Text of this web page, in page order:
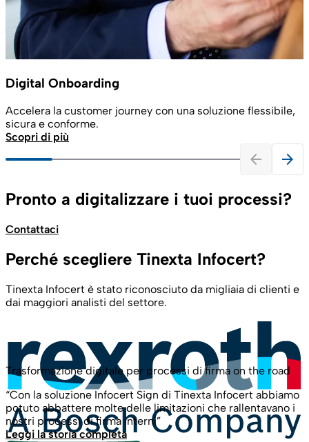
Digital Onboarding
Accelera la customer journey con una soluzione flessibile,
sicura e conforme.
Scopri di più
arrow_back arrow_forward
Pronto a digitalizzare i tuoi processi?
Contattaci
Perché scegliere Tinexta Infocert?
Tinexta Infocert è stato riconosciuto da migliaia di clienti e
dai maggiori analisti del settore.
Trasformazione digitale per processi di firma on the road
“Con la soluzione Infocert Sign di Tinexta Infocert abbiamo
potuto abbattere molte delle limitazioni che rallentavano i
nostri processi di firma interni”
Leggi la storia completa